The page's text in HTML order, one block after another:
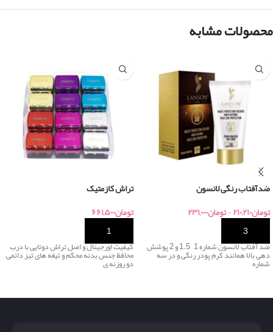
محصولات مشابه
ضدآفتاب رنگی لانسون
تومان۲۱۰,۲۱۰-تومان۲۳۱,۰۰۰
ضد آفتاب لانسون شماره 1 – 1.5 و 2 پوشش
دهی بالا همانند کرم پودر رنگی و در سه
شماره
تراش کازمتیک
تومان۶۶۱,۵۰۰
خرید
کیفیت اورجینال و اصل تراش دوتایی با درب
محافظ جنس بدنه محکم و تیغه های تیز دائمی
دو روزنه ی